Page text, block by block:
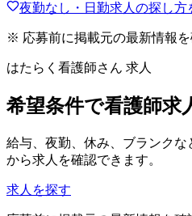
夜勤なし・日勤求人の探し方
※ 応募前に掲載元の最新情報
はたらく看護師さん 求人
希望条件で看護師求
給与、夜勤、休み、ブランク
から求人を確認できます。
求人を探す